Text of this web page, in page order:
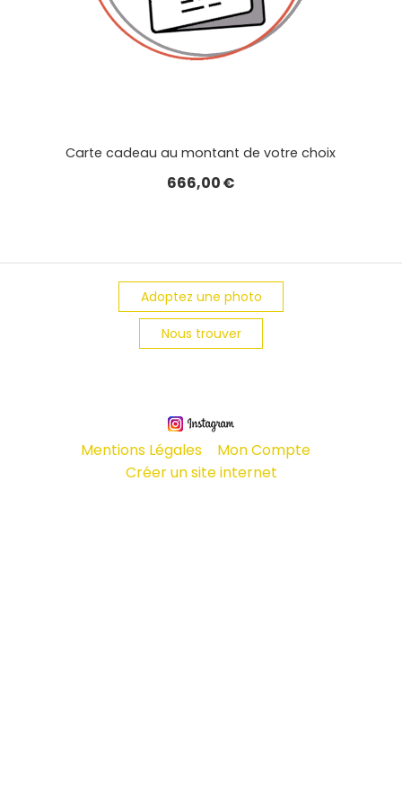
Carte cadeau au montant de votre choix
666,00€
Adoptez une photo
Nous trouver
Mentions Légales
Mon Compte
Créer un site internet